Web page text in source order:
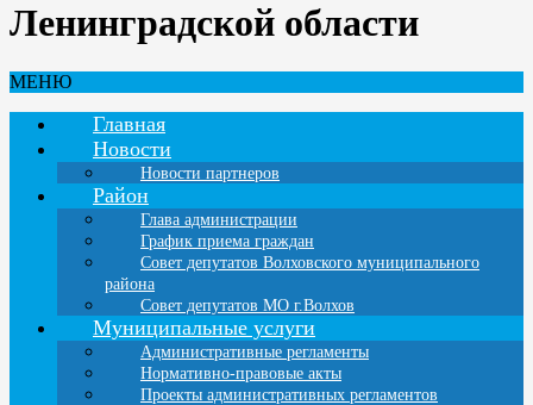
Ленинградской области
МЕНЮ
Главная
Новости
Новости партнеров
Район
Глава администрации
График приема граждан
Совет депутатов Волховского муниципального
района
Совет депутатов МО г.Волхов
Муниципальные услуги
Административные регламенты
Нормативно-правовые акты
Проекты административных регламентов